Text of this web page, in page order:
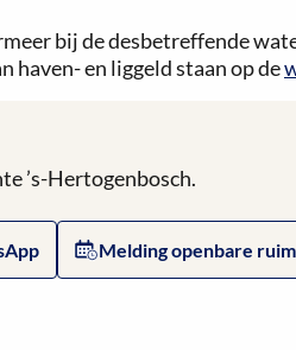
bij de desbetreffende
haven- en liggeld staan op de
’s-Hertogenbosch.
Melding openbare